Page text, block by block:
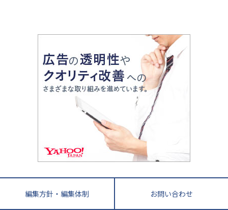
大阪府
兵庫県 京都府 奈良県
和歌山県
鳥取県
島根県 岡山県 広島県
香川県
高知県
長崎県 熊本県
鹿児島県 沖縄県
教育全般
大学受験塾の選び方
中学受験に熱心な市区町村ランキング
小学校受験
家庭教師
運動と遊びを考える
情報Ⅰ、数学が苦手な人注目！最短距離の学力
アップ法
悩み多き「大学受験」相談室
英語・英会話・英検対策
小学校教師が解説！中学受験のリアル
教育ジャーナリストが徹底解説！ 大学受験の羅
大学入試改革
ママテクエグザム
進化する中高一貫校・高校
編集方針・編集体制 お問い合わせ